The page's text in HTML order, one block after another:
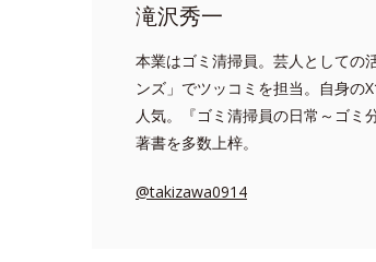
滝沢秀一
本業はゴミ清掃員。芸人としての
ンズ」でツッコミを担当。自身の
人気。『ゴミ清掃員の日常～ゴミ
著書を多数上梓。
@takizawa0914